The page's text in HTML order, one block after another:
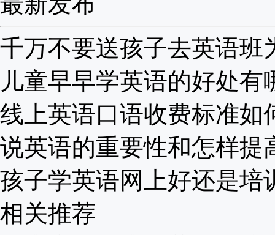
千万不要送孩子去英语班
儿童早早学英语的好处有
线上英语口语收费标准如
说英语的重要性和怎样提
孩子学英语网上好还是培
相关推荐